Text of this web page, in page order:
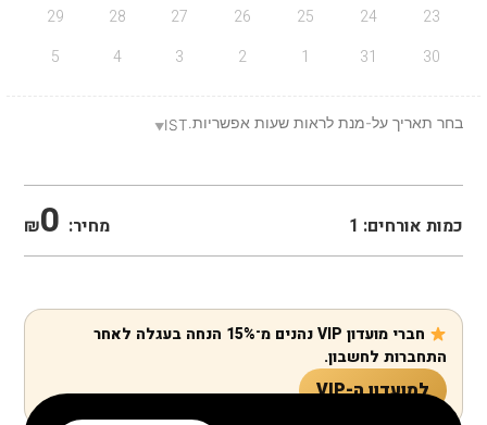
23
24
25
26
27
28
29
30
31
1
2
3
4
5
בחר תאריך על-מנת לראות שעות אפשריות. IST
כמות אורחים: 1 מחיר: 0
₪
חברי מועדון VIP נהנים מ־15% הנחה בעגלה לאחר
התחברות לחשבון.
למועדון ה-VIP